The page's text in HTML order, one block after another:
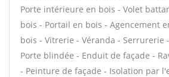
Porte intérieure en bois - Volet
bois - Portail en bois - Agencement
bois - Vitrerie - Véranda - Serrurerie
Porte blindée - Enduit de façade -
- Peinture de façade - Isolation par